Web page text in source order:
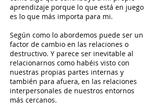
aprendizaje porque lo que está en juego
es lo que más importa para mi.
Según como lo abordemos puede ser un
factor de cambio en las relaciones o
destructivo. Y parece ser inevitable al
relacionarnos como habéis visto con
nuestras propias partes internas y
también para afuera, en las relaciones
interpersonales de nuestros entornos
más cercanos.